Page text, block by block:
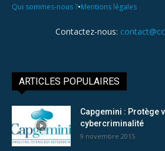
Qui sommes-nous ?•Mentions légales
Contactez-nous:
ARTICLES POPULAIRES
Capgemini : Protège
cybercriminalité
9 novembre 2015